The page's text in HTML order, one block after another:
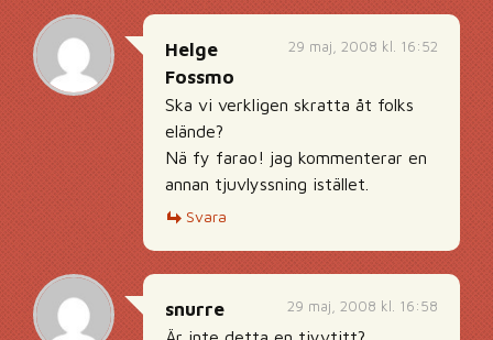
29 maj, 2008 kl. 16:52
Helge
Fossmo
Ska vi verkligen skratta åt folks
elände?
Nä fy farao! jag kommenterar en
annan tjuvlyssning istället.
Svara
29 maj, 2008 kl. 16:58
snurre